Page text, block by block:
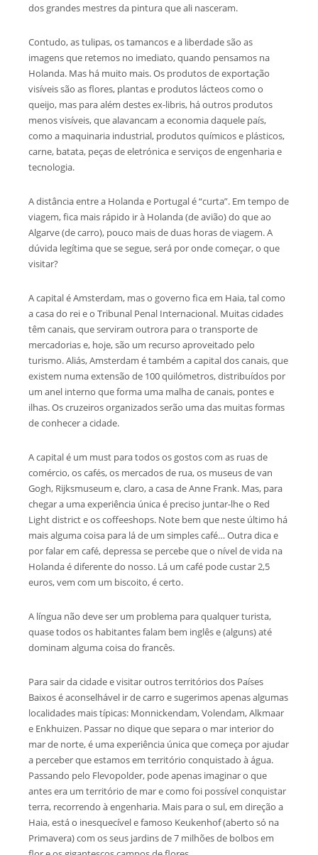
dos grandes mestres da pintura que ali nasceram.
Contudo, as tulipas, os tamancos e a liberdade são as
imagens que retemos no imediato, quando pensamos na
Holanda. Mas há muito mais. Os produtos de exportação
visíveis são as flores, plantas e produtos lácteos como o
queijo, mas para além destes ex-libris, há outros produtos
menos visíveis, que alavancam a economia daquele país,
como a maquinaria industrial, produtos químicos e plásticos,
carne, batata, peças de eletrónica e serviços de engenharia e
tecnologia.
A distância entre a Holanda e Portugal é “curta”. Em tempo de
viagem, fica mais rápido ir à Holanda (de avião) do que ao
Algarve (de carro), pouco mais de duas horas de viagem. A
dúvida legítima que se segue, será por onde começar, o que
visitar?
A capital é Amsterdam, mas o governo fica em Haia, tal como
a casa do rei e o Tribunal Penal Internacional. Muitas cidades
têm canais, que serviram outrora para o transporte de
mercadorias e, hoje, são um recurso aproveitado pelo
turismo. Aliás, Amsterdam é também a capital dos canais, que
existem numa extensão de 100 quilómetros, distribuídos por
um anel interno que forma uma malha de canais, pontes e
ilhas. Os cruzeiros organizados serão uma das muitas formas
de conhecer a cidade.
A capital é um must para todos os gostos com as ruas de
comércio, os cafés, os mercados de rua, os museus de van
Gogh, Rijksmuseum e, claro, a casa de Anne Frank. Mas, para
chegar a uma experiência única é preciso juntar-lhe o Red
Light district e os coffeeshops. Note bem que neste último há
mais alguma coisa para lá de um simples café… Outra dica e
por falar em café, depressa se percebe que o nível de vida na
Holanda é diferente do nosso. Lá um café pode custar 2,5
euros, vem com um biscoito, é certo.
A língua não deve ser um problema para qualquer turista,
quase todos os habitantes falam bem inglês e (alguns) até
dominam alguma coisa do francês.
Para sair da cidade e visitar outros territórios dos Países
Baixos é aconselhável ir de carro e sugerimos apenas algumas
localidades mais típicas: Monnickendam, Volendam, Alkmaar
e Enkhuizen. Passar no dique que separa o mar interior do
mar de norte, é uma experiência única que começa por ajudar
a perceber que estamos em território conquistado à água.
Passando pelo Flevopolder, pode apenas imaginar o que
antes era um território de mar e como foi possível conquistar
terra, recorrendo à engenharia. Mais para o sul, em direção a
Haia, está o inesquecível e famoso Keukenhof (aberto só na
Primavera) com os seus jardins de 7 milhões de bolbos em